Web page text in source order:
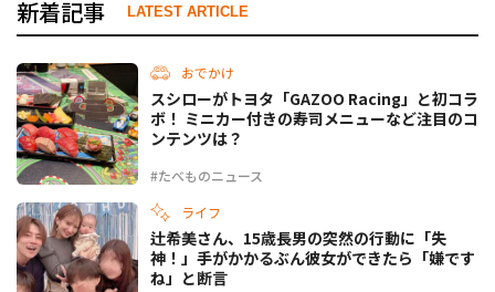
新着記事 LATEST ARTICLE
おでかけ
#たべものニュース
スシローがトヨタ「GAZOO Racing」と初コラ
ボ！ ミニカー付きの寿司メニューなど注目のコ
ンテンツは？
ライフ
辻希美さん、15歳長男の突然の行動に「失
神！」手がかかるぶん彼女ができたら「嫌です
ね」と断言